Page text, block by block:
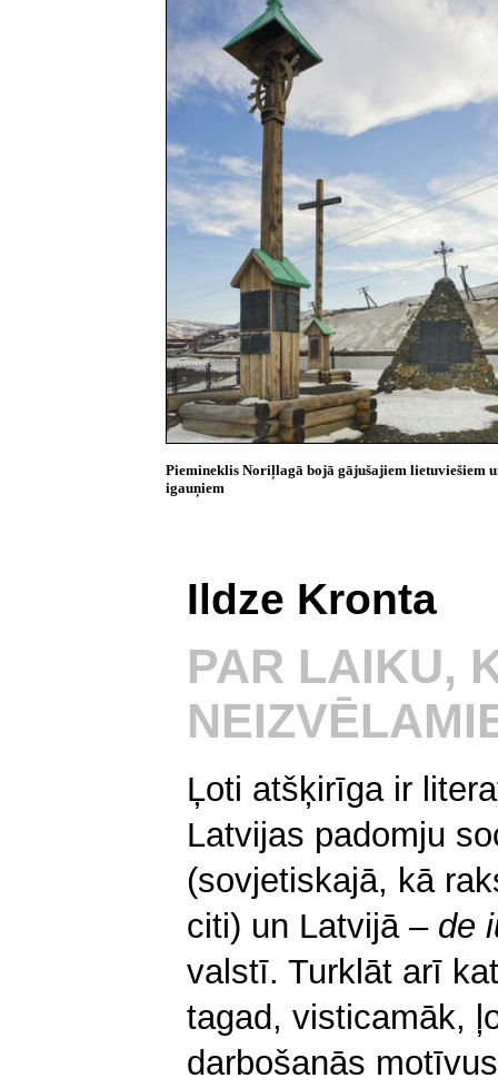
Piemineklis Noriļlagā bojā gājušajiem lietuviešiem
igauņiem
Ildze Kronta
PAR LAIKU,
Ļoti atšķirīga ir
Latvijas padomju
(sovjetiskajā, kā
citi) un Latvijā – de
valstī. Turklāt arī
tagad, visticamāk,
darbošanās